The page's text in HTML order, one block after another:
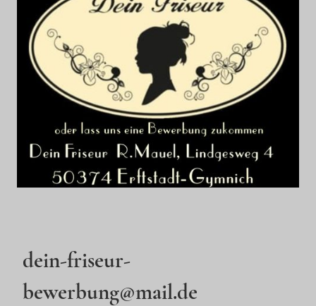
dein-friseur-
bewerbung@mail.de